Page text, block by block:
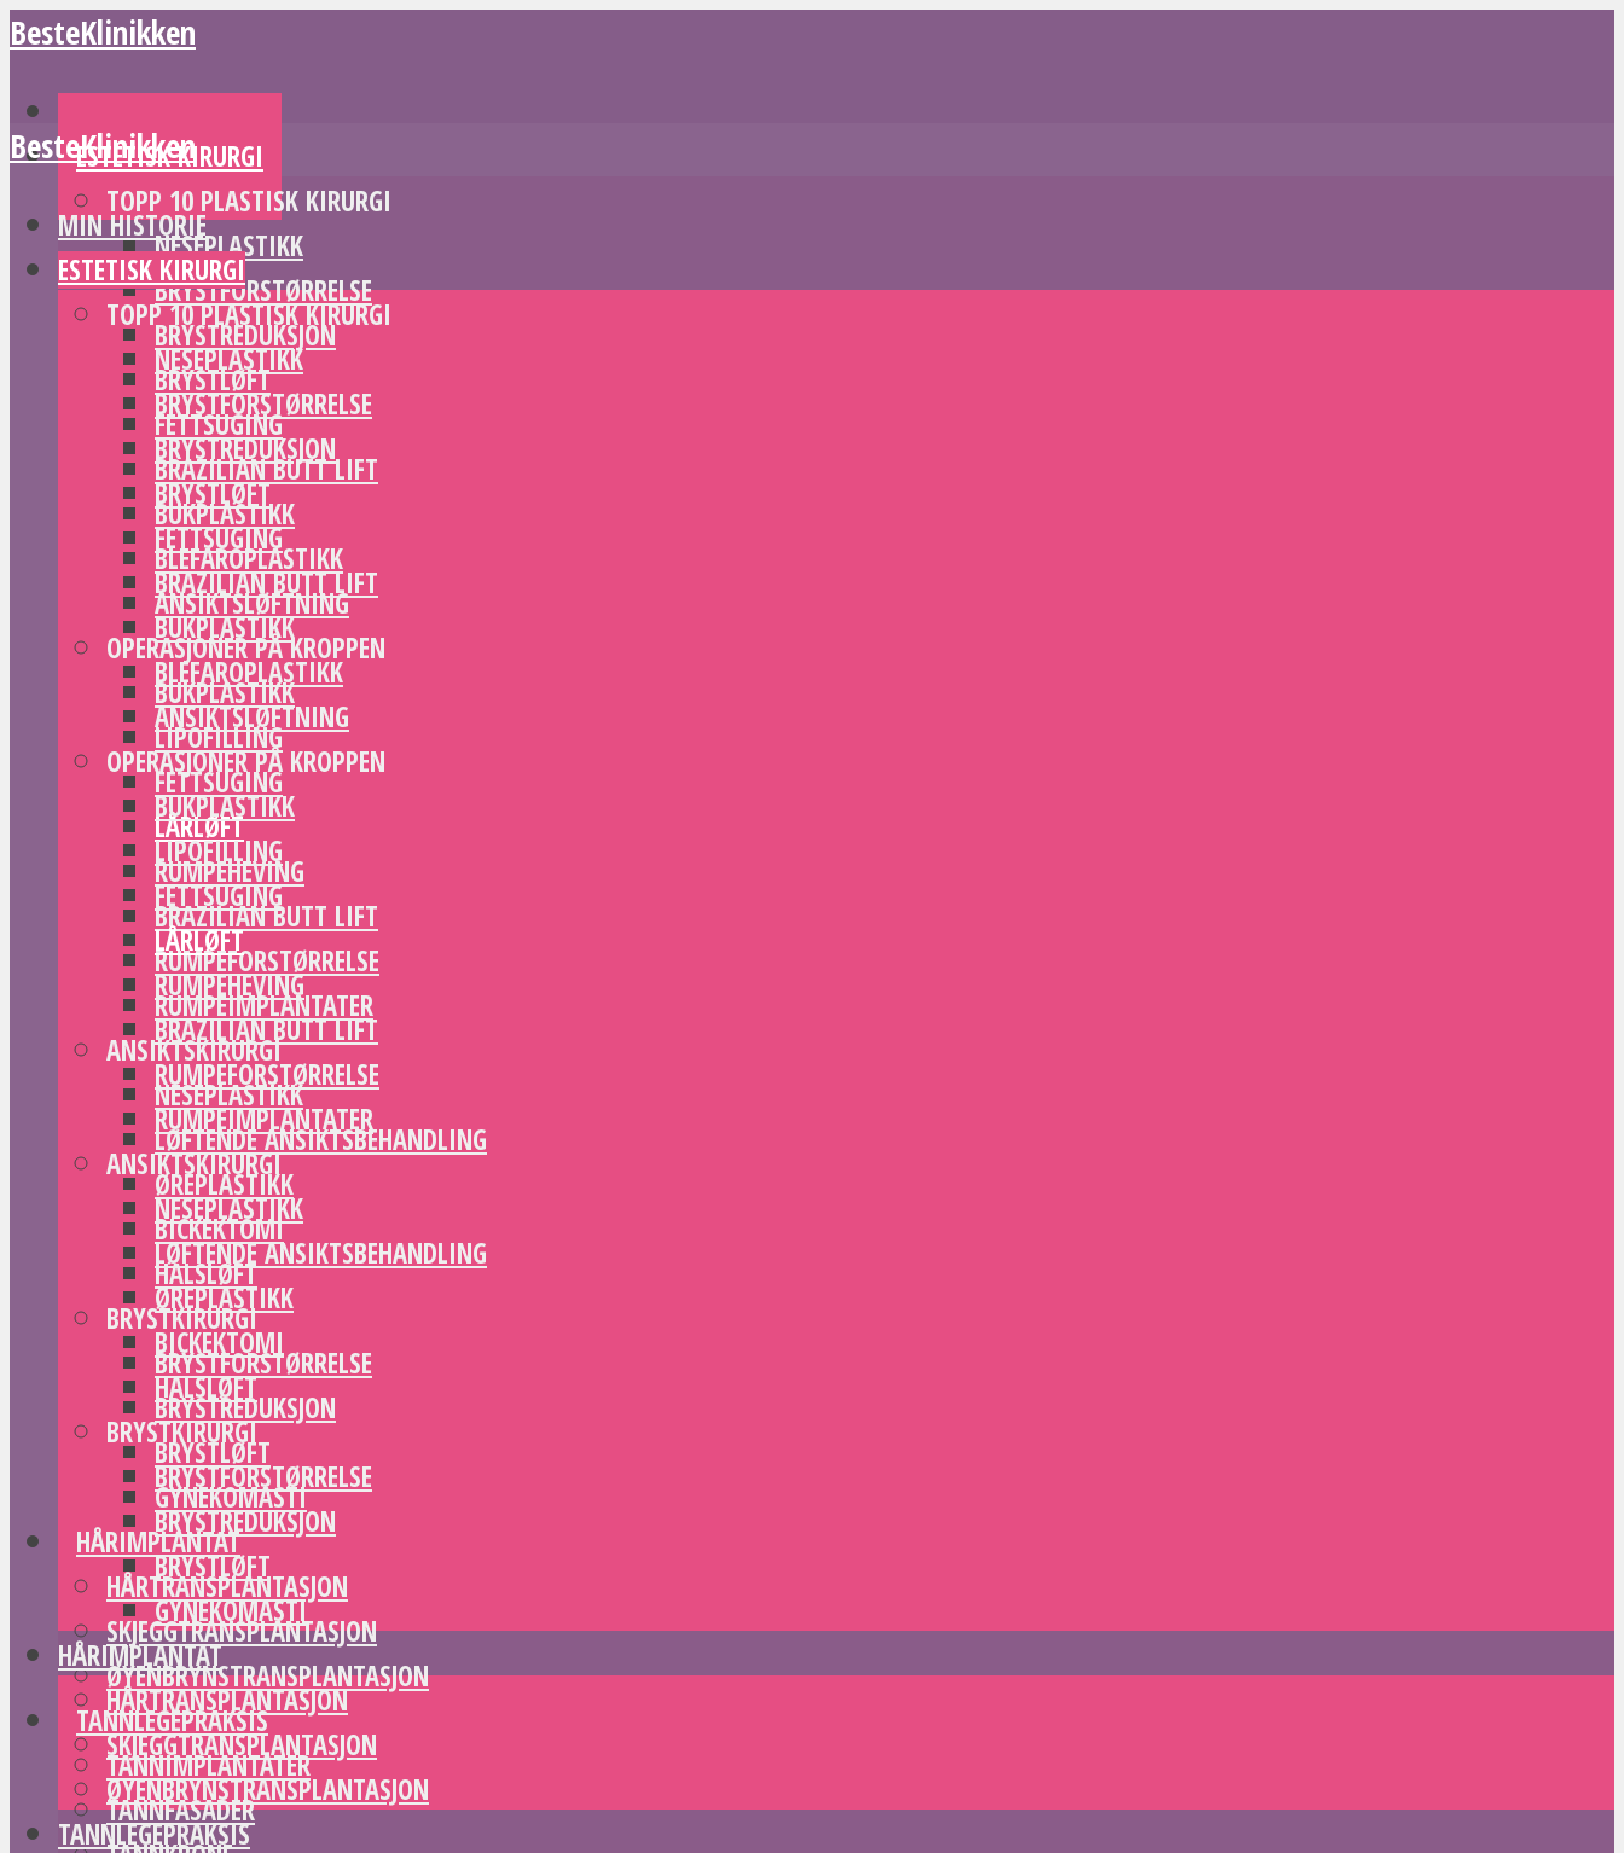
BesteKlinikken
ESTETISK KIRURGI
TOPP 10 PLASTISK KIRURGI
NESEPLASTIKK
BRYSTFORSTØRRELSE
BRYSTREDUKSJON
BRYSTLØFT
FETTSUGING
BRAZILIAN BUTT LIFT
BUKPLASTIKK
BLEFAROPLASTIKK
ANSIKTSLØFTNING
OPERASJONER PÅ KROPPEN
BUKPLASTIKK
LIPOFILLING
FETTSUGING
LÅRLØFT
RUMPEHEVING
BRAZILIAN BUTT LIFT
RUMPEFORSTØRRELSE
RUMPEIMPLANTATER
ANSIKTSKIRURGI
NESEPLASTIKK
LØFTENDE ANSIKTSBEHANDLING
ØREPLASTIKK
BICKEKTOMI
HALSLØFT
BRYSTKIRURGI
BRYSTFORSTØRRELSE
BRYSTREDUKSJON
BRYSTLØFT
GYNEKOMASTI
HÅRIMPLANTAT
HÅRTRANSPLANTASJON
SKJEGGTRANSPLANTASJON
ØYENBRYNSTRANSPLANTASJON
TANNLEGEPRAKSIS
TANNIMPLANTATER
TANNFASADER
BesteKlinikken
MIN HISTORIE
ESTETISK KIRURGI
TOPP 10 PLASTISK KIRURGI
NESEPLASTIKK
BRYSTFORSTØRRELSE
BRYSTREDUKSJON
BRYSTLØFT
FETTSUGING
BRAZILIAN BUTT LIFT
BUKPLASTIKK
BLEFAROPLASTIKK
ANSIKTSLØFTNING
OPERASJONER PÅ KROPPEN
BUKPLASTIKK
LIPOFILLING
FETTSUGING
LÅRLØFT
RUMPEHEVING
BRAZILIAN BUTT LIFT
RUMPEFORSTØRRELSE
RUMPEIMPLANTATER
ANSIKTSKIRURGI
NESEPLASTIKK
LØFTENDE ANSIKTSBEHANDLING
ØREPLASTIKK
BICKEKTOMI
HALSLØFT
BRYSTKIRURGI
BRYSTFORSTØRRELSE
BRYSTREDUKSJON
BRYSTLØFT
GYNEKOMASTI
HÅRIMPLANTAT
HÅRTRANSPLANTASJON
SKJEGGTRANSPLANTASJON
ØYENBRYNSTRANSPLANTASJON
TANNLEGEPRAKSIS